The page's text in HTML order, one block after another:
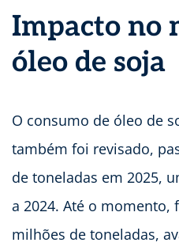
Impacto no
óleo de soja
O consumo de óleo de
também foi revisado,
de toneladas em 2025,
a 2024. Até o momento,
milhões de toneladas,